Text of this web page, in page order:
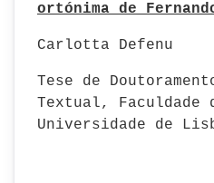
ortónima de
Carlotta Defenu
Tese de
Textual, Faculdade
Universidade de